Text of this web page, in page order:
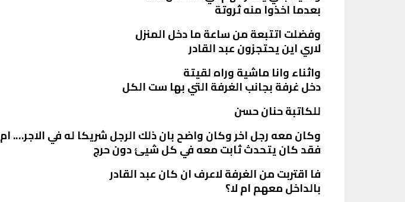
بعدما اخذوا منه ثروتة
وفضلت اتتبعة من ساعة ما دخل المنزل
لاري اين يحتجزون عبد القادر
واثناء وانا ماشية وراه لقيتة
دخل غرفة بجانب الغرفة التي بها ست الكل
للكاتبة حنان حسن
وكان معه رجل اخر وكان واضح بان ذلك الرجل شريكا له في الاجر…. ام
فقد كان يتحدث ثابت معه في كل شيئ دون حرج
فا اقتربت من الغرفة لاعرف ان كان عبد القادر
بالداخل معهم ام لا؟